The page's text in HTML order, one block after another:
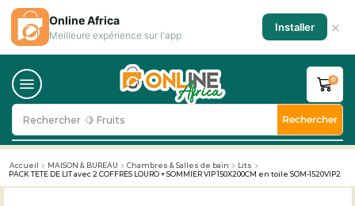
Rechercher 🥛 Milk Rechercher
0
Accueil MAISON & BUREAU Chambres & Salles de bain
Lits
PACK TETE DE LIT avec 2 COFFRES LOURO + SOMMIER VIP 150X200CM en toile SOM-1520VIP2
Online Africa
Meilleure expérience sur l'app
Installer ×